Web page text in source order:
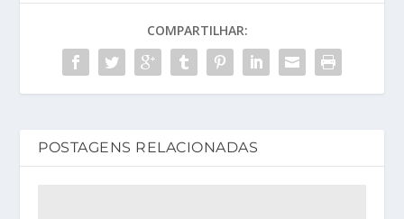
COMPARTILHAR:
POSTAGENS RELACIONADAS